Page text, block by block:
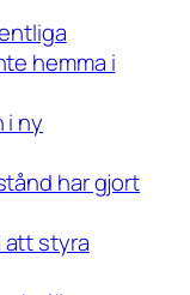
hemma i
i ny
har gjort
att styra